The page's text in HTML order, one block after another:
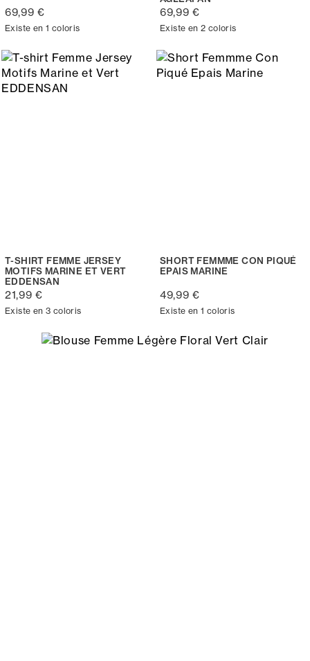
69,99 €
Existe en 1 coloris
69,99 €
Existe en 2 coloris
T-SHIRT FEMME JERSEY
MOTIFS MARINE ET VERT
EDDENSAN
21,99 €
Existe en 3 coloris
SHORT FEMMME CON PIQUÉ
EPAIS MARINE
49,99 €
Existe en 1 coloris